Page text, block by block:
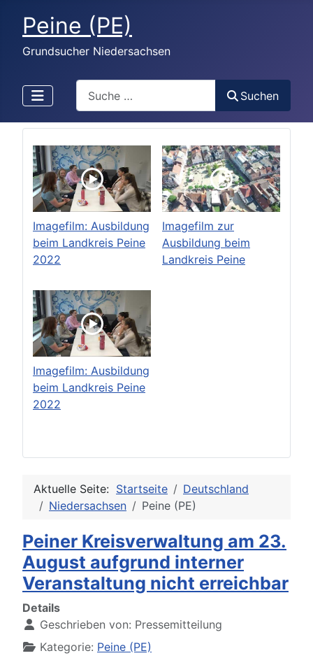
Peine (PE)
Grundsucher Niedersachsen
Suchen
Imagefilm: Ausbildung
beim Landkreis Peine
2022
Imagefilm zur
Ausbildung beim
Landkreis Peine
Imagefilm: Ausbildung
beim Landkreis Peine
2022
Aktuelle Seite: Startseite
Deutschland
Niedersachsen
Peine (PE)
Peiner Kreisverwaltung am 23.
August aufgrund interner
Veranstaltung nicht erreichbar
Details
Geschrieben von: Pressemitteilung
Kategorie: Peine (PE)